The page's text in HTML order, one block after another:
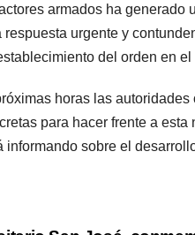
armados ha
urgente y
del orden en
horas las
para hacer frente a
informando sobre el